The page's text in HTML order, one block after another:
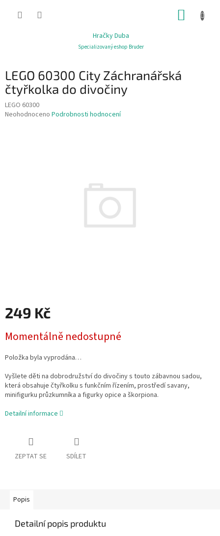
Hračky Duba
Specializovaný eshop Bruder
LEGO 60300 City Záchranářská
čtyřkolka do divočiny
LEGO 60300
Průměrné
Neohodnoceno Podrobnosti hodnocení
249 Kč
cena:
Momentálně nedostupné
Položka byla vyprodána…
Vyšlete děti na dobrodružství do divočiny s touto zábavnou sadou,
která obsahuje čtyřkolku s funkčním řízením, prostředí savany,
minifigurku průzkumníka a figurky opice a škorpiona.
Detailní informace
ZEPTAT SE SDÍLET
Popis
Detailní popis produktu